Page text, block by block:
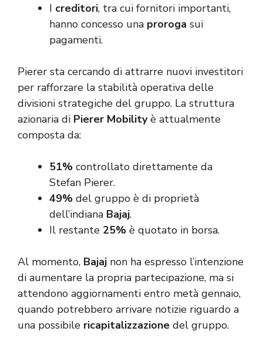
I creditori, tra cui fornitori importanti,
hanno concesso una proroga sui
pagamenti.
Pierer sta cercando di attrarre nuovi investitori
per rafforzare la stabilità operativa delle
divisioni strategiche del gruppo. La struttura
azionaria di Pierer Mobilityè attualmente
composta da:
51% controllato direttamente da
Stefan Pierer.
49% del gruppo è di proprietà
dell’indiana Bajaj.
Il restante 25% è quotato in borsa.
Al momento, Bajaj non ha espresso l’intenzione
di aumentare la propria partecipazione, ma si
attendono aggiornamenti entro metà gennaio,
quando potrebbero arrivare notizie riguardo a
una possibile ricapitalizzazione del gruppo.